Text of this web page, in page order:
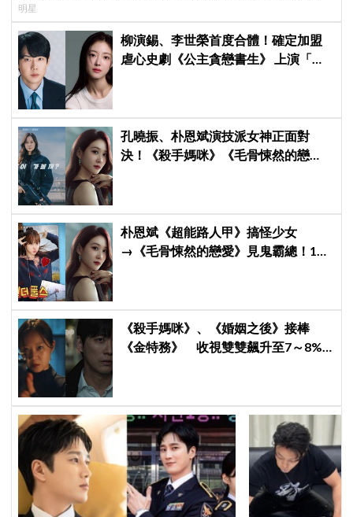
明星
柳演錫、李世榮首度合體！確定加盟
虐心史劇《公主貪戀書生》 上演「朝
孔曉振、朴恩斌演技派女神正面對
決！《殺手媽咪》《毛骨悚然的戀
朴恩斌《超能路人甲》搞怪少女
→《毛骨悚然的戀愛》見鬼霸總！180
《殺手媽咪》、《婚姻之後》接棒
《金特務》 收視雙雙飆升至7～8%